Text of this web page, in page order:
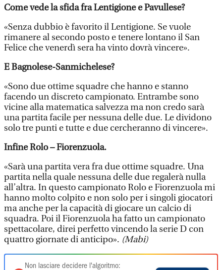
Come vede la sfida fra Lentigione e Pavullese?
«Senza dubbio è favorito il Lentigione. Se vuole
rimanere al secondo posto e tenere lontano il San
Felice che venerdì sera ha vinto dovrà vincere».
E Bagnolese-Sanmichelese?
«Sono due ottime squadre che hanno e stanno
facendo un discreto campionato. Entrambe sono
vicine alla matematica salvezza ma non credo sarà
una partita facile per nessuna delle due. Le dividono
solo tre punti e tutte e due cercheranno di vincere».
Infine Rolo – Fiorenzuola.
«Sarà una partita vera fra due ottime squadre. Una
partita nella quale nessuna delle due regalerà nulla
all’altra. In questo campionato Rolo e Fiorenzuola mi
hanno molto colpito e non solo per i singoli giocatori
ma anche per la capacità di giocare un calcio di
squadra. Poi il Fiorenzuola ha fatto un campionato
spettacolare, direi perfetto vincendo la serie D con
quattro giornate di anticipo». (Mabi)
Non lasciare decidere l'algoritmo: